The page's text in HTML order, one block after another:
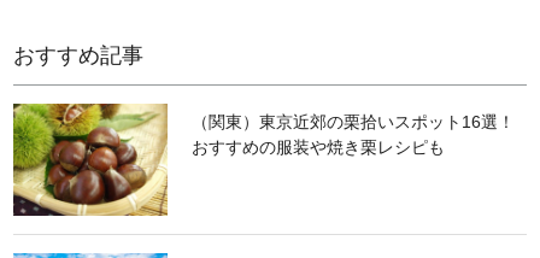
ザイン性の高いものとなっており、建物そのものが芸術作品。館内では、
国内外の作家によるバラエティに富んだ現代アート作品が常設されている
ほか、企画展も定期的に開催されています。また、ミュージアムストアや
個性的な内装のカフェ&レストラン「越後しなのがわバル」も併設されて
います。
おすすめ記事
（関東）東京近郊の栗拾いスポット16選！
おすすめの服装や焼き栗レシピも